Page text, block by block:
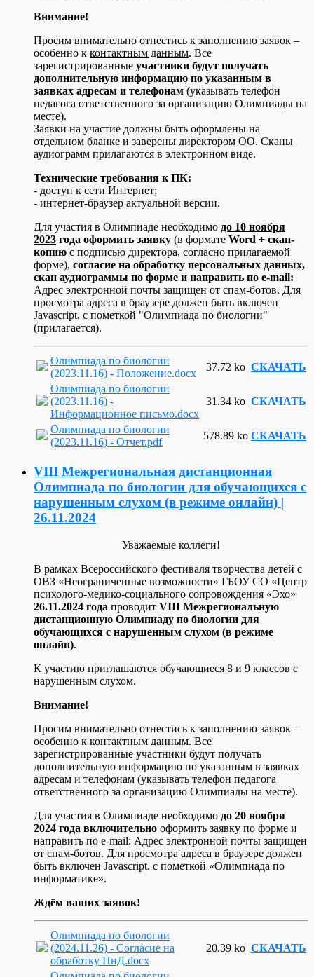
Внимание!
Просим внимательно отнестись к заполнению заявок –
особенно к контактным данным. Все
зарегистрированные участники будут получать
дополнительную информацию по указанным в
заявках адресам и телефонам (указывать телефон
педагога ответственного за организацию Олимпиады на
месте).
Заявки на участие должны быть оформлены на
отдельном бланке и заверены директором ОО. Сканы
аудиограмм прилагаются в электронном виде.
Технические требования к ПК:
- доступ к сети Интернет;
- интернет-браузер актуальной версии.
Для участия в Олимпиаде необходимо до 10 ноября
2023 года оформить заявку (в формате Word + скан-
копию с подписью директора, согласно прилагаемой
форме), согласие на обработку персональных данных,
скан аудиограммы по форме и направить по e-mail:
Адрес электронной почты защищен от спам-ботов. Для
просмотра адреса в браузере должен быть включен
Javascript. с пометкой "Олимпиада по биологии"
(прилагается).
Олимпиада по биологии
(2023.11.16) - Положение.docx
37.72 ko СКАЧАТЬ
Олимпиада по биологии
(2023.11.16) -
Информационное письмо.docx
31.34 ko СКАЧАТЬ
Олимпиада по биологии
(2023.11.16) - Отчет.pdf
578.89 ko СКАЧАТЬ
VIII Межрегиональная дистанционная
Олимпиада по биологии для обучающихся с
нарушенным слухом (в режиме онлайн) |
26.11.2024
Уважаемые коллеги!
В рамках Всероссийского фестиваля творчества детей с
ОВЗ «Неограниченные возможности» ГБОУ СО «Центр
психолого-медико-социального сопровождения «Эхо»
26.11.2024 года проводит VIII Межрегиональную
дистанционную Олимпиаду по биологии для
обучающихся с нарушенным слухом (в режиме
онлайн).
К участию приглашаются обучающиеся 8 и 9 классов с
нарушенным слухом.
Внимание!
Просим внимательно отнестись к заполнению заявок –
особенно к контактным данным. Все
зарегистрированные участники будут получать
дополнительную информацию по указанным в заявках
адресам и телефонам (указывать телефон педагога
ответственного за организацию Олимпиады на месте).
Для участия в Олимпиаде необходимо до 20 ноября
2024 года включительно оформить заявку по форме и
направить по e-mail: Адрес электронной почты защищен
от спам-ботов. Для просмотра адреса в браузере должен
быть включен Javascript. с пометкой «Олимпиада по
информатике».
Ждём ваших заявок!
Олимпиада по биологии
(2024.11.26) - Согласие на
обработку ПнД.docx
20.39 ko СКАЧАТЬ